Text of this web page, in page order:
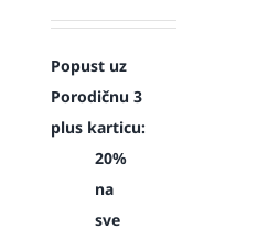
Popust uz
Porodičnu 3
plus karticu:
20%
na
sve